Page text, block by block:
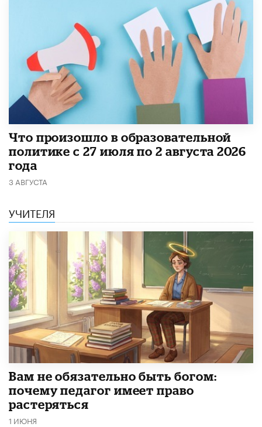
​Что произошло в образовательной
политике с 27 июля по 2 августа 2026
года
3 АВГУСТА
УЧИТЕЛЯ
​Вам не обязательно быть богом:
почему педагог имеет право
растеряться
1 ИЮНЯ